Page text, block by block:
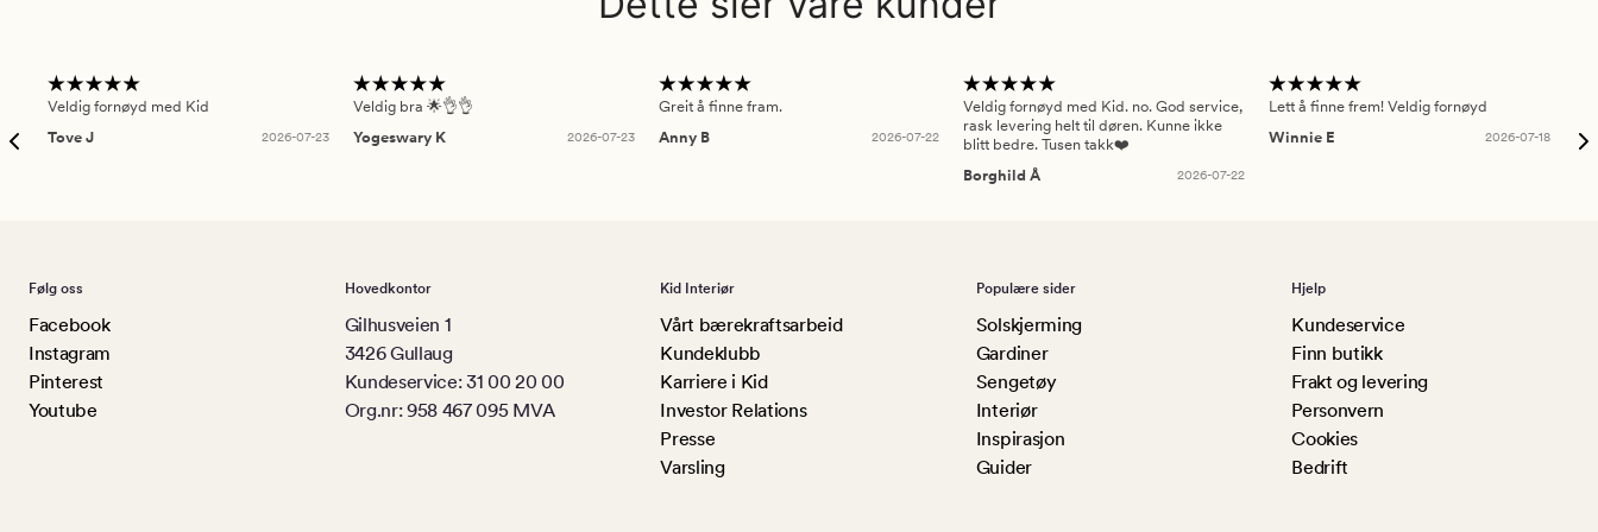
Veldig fornøyd med Kid
Tove J
2026-07-23
Veldig bra 🌟👌👌
Yogeswary K
2026-07-23
Greit å finne fram.
Anny B
2026-07-22
Veldig fornøyd med Kid. no. God service,
rask levering helt til døren. Kunne ikke
blitt bedre. Tusen takk❤️
Borghild Å
2026-07-22
Lett å finne frem! Veldig fornøyd
Winnie E
2026-07-18
Følg oss
Facebook
Instagram
Pinterest
Youtube
Hovedkontor
Gilhusveien 1
3426 Gullaug
Kundeservice: 31 00 20 00
Org.nr: 958 467 095 MVA
Kid Interiør
Vårt bærekraftsarbeid
Kundeklubb
Karriere i Kid
Investor Relations
Presse
Varsling
Populære sider
Solskjerming
Gardiner
Sengetøy
Interiør
Inspirasjon
Guider
Hjelp
Kundeservice
Finn butikk
Frakt og levering
Personvern
Cookies
Bedrift